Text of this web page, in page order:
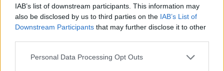
IAB’s list of downstream participants. This information may
also be disclosed by us to third parties on the IAB’s List of
Downstream Participants that may further disclose it to other
Personal Data Processing Opt Outs